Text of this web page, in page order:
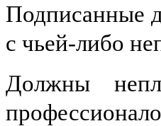
Подписанные
с чьей-либо
Должны